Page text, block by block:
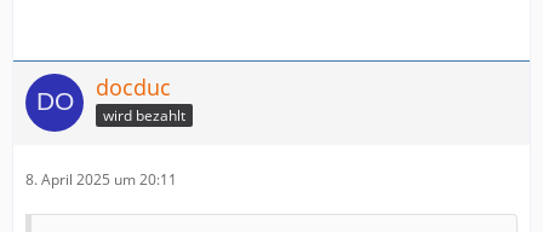
docduc
wird bezahlt
8. April 2025 um 20:11